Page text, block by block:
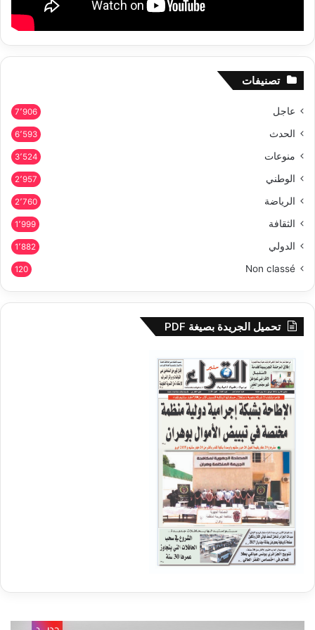
تصنيفات
عاجل 7٬906
الحدث 6٬593
منوعات 3٬524
الوطني 2٬957
الرياضة 2٬760
الثقافة 1٬999
الدولي 1٬882
Non classé
120
تحميل الجريدة بصيغة PDF